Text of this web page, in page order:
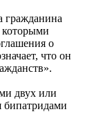
гражданина
которыми
о
что он
двух или
бипатридами